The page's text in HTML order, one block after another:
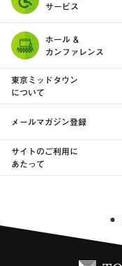
サービス
ホール &
カンファレンス
東京ミッドタウン
について
メールマガジン登録
サイトのご利用に
あたって